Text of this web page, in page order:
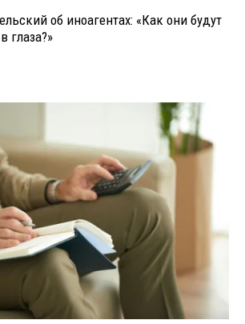
об иноагентах: «Как они будут
глаза?»